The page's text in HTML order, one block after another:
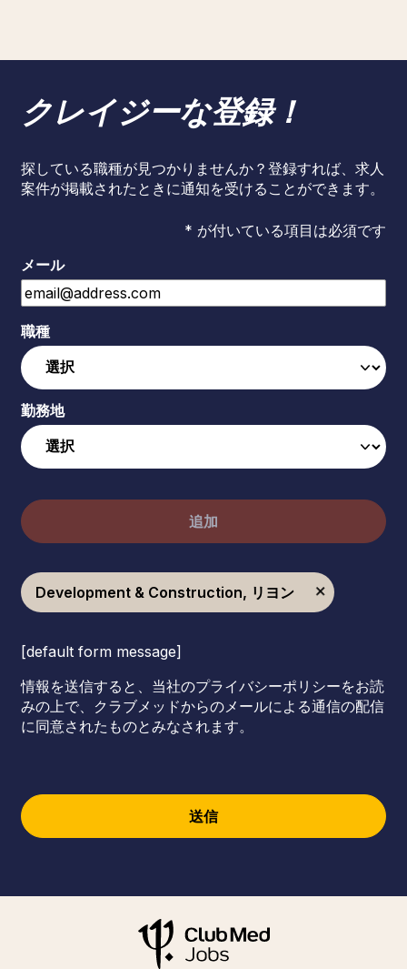
クレイジーな登録！
探している職種が見つかりませんか？登録すれば、求人
案件が掲載されたときに通知を受けることができます。
* が付いている項目は必須です
メール
職種
勤務地
追加
Development & Construction, リヨン
[default form message]
情報を送信すると、当社のプライバシーポリシーをお読
みの上で、クラブメッドからのメールによる通信の配信
に同意されたものとみなされます。
送信